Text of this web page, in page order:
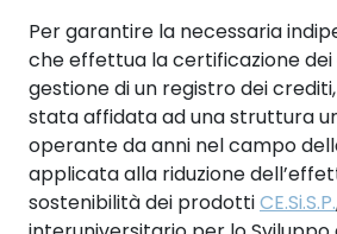
Per garantire la necessaria
che effettua la certificazione
gestione di un registro dei
stata affidata ad una struttura
operante da anni nel campo
applicata alla riduzione
sostenibilità dei prodottiCE.Si.S.P.